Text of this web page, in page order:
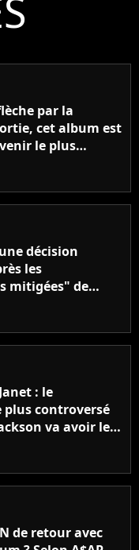
par la
cet album est
le plus
auteur
décision
les
mitigées" de
&
: le
plus controversé
va avoir le
série
de retour avec